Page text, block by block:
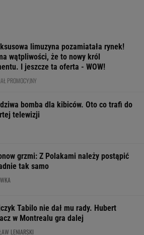
limuzyna pozamiatała rynek!
wątpliwości, że to nowy król
I jeszcze ta oferta - WOW!
PROMOCYJNY
bomba dla kibiców. Oto co trafi do
telewizji
grzmi: Z Polakami należy postąpić
tak samo
Tabilo nie dał mu rady. Hubert
w Montrealu gra dalej
LENIARSKI